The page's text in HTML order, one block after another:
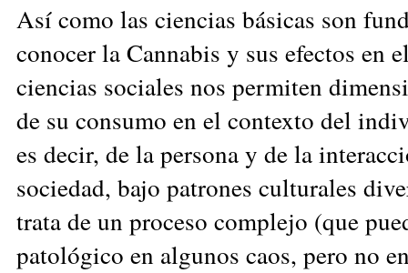
Así como las ciencias básicas son
conocer la Cannabis y sus efectos en
ciencias sociales nos permiten
de su consumo en el contexto del
es decir, de la persona y de la
sociedad, bajo patrones culturales
trata de un proceso complejo (que
patológico en algunos caos, pero no